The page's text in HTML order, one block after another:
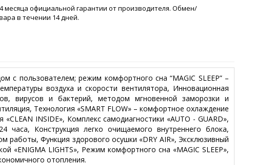
месяца официальной гарантии от производителя. Обмен/
в течении 14 дней.
с пользователем; режим комфортного сна “MAGIC SLEEP” –
воздуха и скорости вентилятора, Инновационная
вирусов и бактерий, методом мгновенной заморозки и
Технология «SMART FLOW» – комфортное охлаждение
INSIDE», Комплекс самодиагностики «AUTO - GUARD»,
часа, Конструкция легко очищаемого внутреннего блока,
Функция здорового осушки «DRY AIR», Эксклюзивный
«ENIGMA LIGHTS», Режим комфортного сна «MAGIC SLEEP»,
отопления.